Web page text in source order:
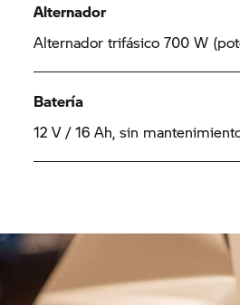
Alternador
Alternador trifásico 700 W
Batería
12 V / 16 Ah, sin